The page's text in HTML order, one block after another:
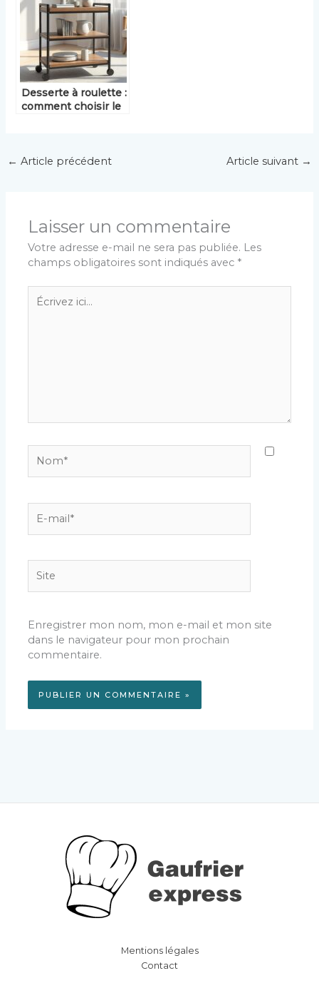
Desserte à roulette :
comment choisir le
← Article précédent Article suivant →
Laisser un commentaire
Votre adresse e-mail ne sera pas publiée. Les
champs obligatoires sont indiqués avec *
Écrivez
ici…
mail*
Enregistrer mon nom, mon e-mail et mon site
dans le navigateur pour mon prochain
commentaire.
Mentions légales
Contact